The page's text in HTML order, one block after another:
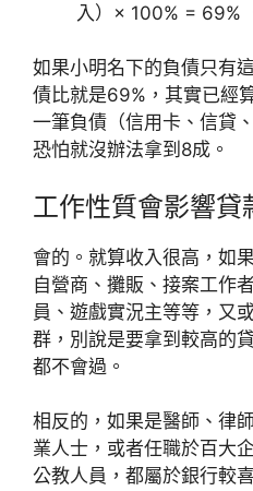
入）× 100% = 69%
如果小明名下的負債只有
債比就是69%，其實已經
一筆負債（信用卡、信貸
恐怕就沒辦法拿到8成。
工作性質會影響貸
會的。就算收入很高，如
自營商、攤販、接案工作
員、遊戲實況主等等，又
群，別說是要拿到較高的
都不會過。
相反的，如果是醫師、律
業人士，或者任職於百大
公教人員，都屬於銀行較